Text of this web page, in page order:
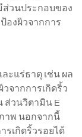
ส่วนประกอบของ
องผิวจากการ
ะแร่ธาตุ เช่น ผล
จากการเกิดริ้ว
ส่วนวิตามิน E
าพ นอกจากนี้
เกิดริ้วรอยได้